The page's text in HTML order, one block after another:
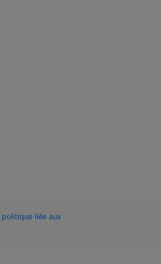
politique liée aux